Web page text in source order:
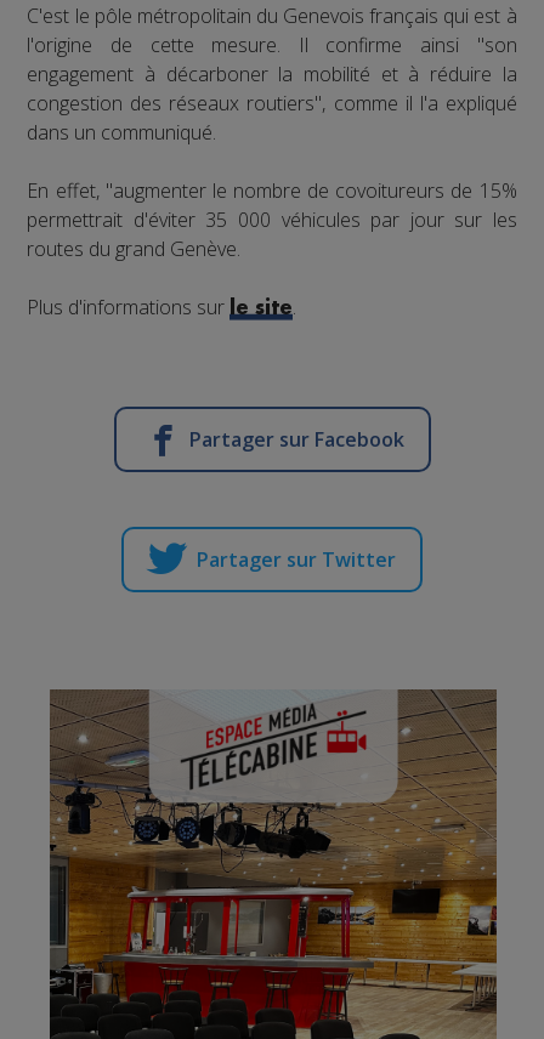
C'est le pôle métropolitain du Genevois français qui est à
l'origine de cette mesure. Il confirme ainsi "son
engagement à décarboner la mobilité et à réduire la
congestion des réseaux routiers", comme il l'a expliqué
dans un communiqué.
En effet, "augmenter le nombre de covoitureurs de 15%
permettrait d'éviter 35 000 véhicules par jour sur les
routes du grand Genève.
Plus d'informations sur le site.
Partager sur Facebook
Partager sur Twitter